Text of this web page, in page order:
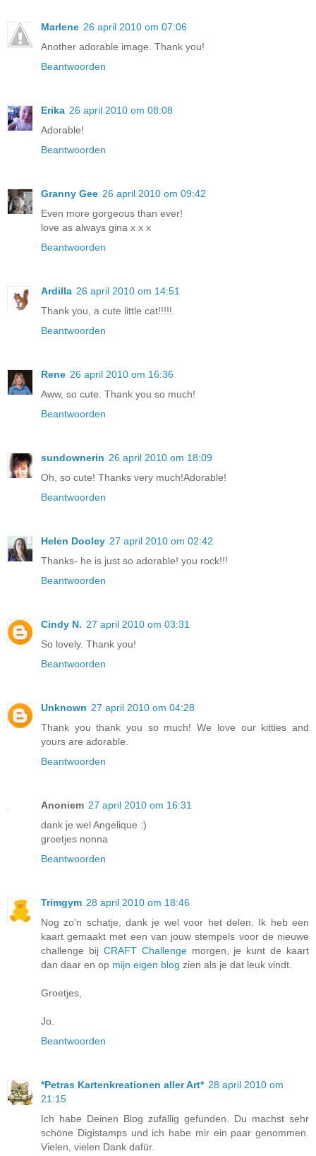
Marlene 26 april 2010 om 07:06
Another adorable image. Thank you!
Beantwoorden
Erika 26 april 2010 om 08:08
Adorable!
Beantwoorden
Granny Gee 26 april 2010 om 09:42
Even more gorgeous than ever!
love as always gina x x x
Beantwoorden
Ardilla 26 april 2010 om 14:51
Thank you, a cute little cat!!!!!
Beantwoorden
Rene 26 april 2010 om 16:36
Aww, so cute. Thank you so much!
Beantwoorden
sundownerin 26 april 2010 om 18:09
Oh, so cute! Thanks very much!Adorable!
Beantwoorden
Helen Dooley 27 april 2010 om 02:42
Thanks- he is just so adorable! you rock!!!
Beantwoorden
Cindy N. 27 april 2010 om 03:31
So lovely. Thank you!
Beantwoorden
Unknown 27 april 2010 om 04:28
Thank you thank you so much! We love our kitties and
yours are adorable.
Beantwoorden
Anoniem 27 april 2010 om 16:31
dank je wel Angelique :)
groetjes nonna
Beantwoorden
Trimgym 28 april 2010 om 18:46
Nog zo'n schatje, dank je wel voor het delen. Ik heb een
kaart gemaakt met een van jouw stempels voor de nieuwe
challenge bij CRAFT Challengemorgen, je kunt de kaart
dan daar en op mijn eigen blog zien als je dat leuk vindt.
Groetjes,
Jo.
Beantwoorden
*Petras Kartenkreationen aller Art* 28 april 2010 om
21:15
Ich habe Deinen Blog zufällig gefunden. Du machst sehr
schöne Digistamps und ich habe mir ein paar genommen.
Vielen, vielen Dank dafür.